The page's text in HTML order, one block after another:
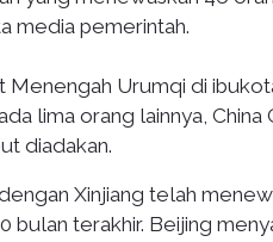
media pemerintah.
Menengah Urumqi di
lima orang lainnya,
diadakan.
Xinjiang telah
bulan terakhir. Beijing